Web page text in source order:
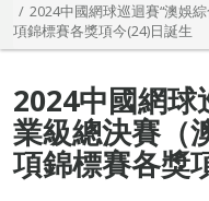
2024中國網球巡迴賽“澳娛
項錦標賽各獎項今(24)日誕生
2024中國網球
業級總決賽（
項錦標賽各獎